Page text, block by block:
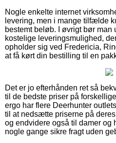
Nogle enkelte internet
levering, men i mange tilfælde
bestemt beløb. I øvrigt bør man
kostelige leveringsmulighed,
opholder sig ved Fredericia,
at få kørt din bestilling til en
Det er jo efterhånden ret så
til de bedste priser på
ergo har flere Deerhunter
til at nedsætte priserne på
og endvidere også til damer og
nogle gange sikre fragt uden